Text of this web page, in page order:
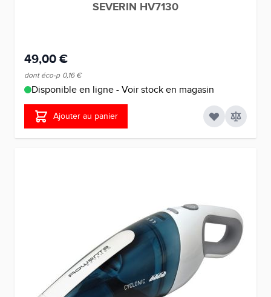
SEVERIN HV7130
49,00 €
dont éco-p 0,16 €
Disponible en ligne - Voir stock en magasin
Ajouter au panier